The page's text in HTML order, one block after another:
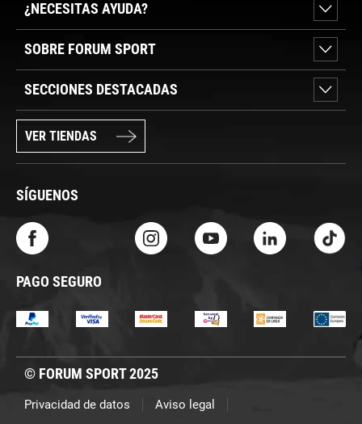
¿NECESITAS AYUDA?
SOBRE FORUM SPORT
SECCIONES DESTACADAS
VER TIENDAS
SÍGUENOS
PAGO SEGURO
© FORUM SPORT 2025
Privacidad de datos Aviso legal